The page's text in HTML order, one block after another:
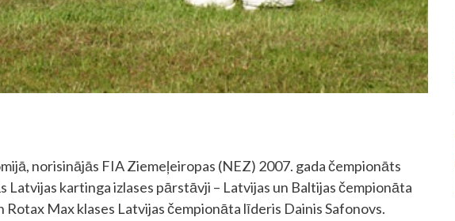
norisinājās FIA Ziemeļeiropas (NEZ) 2007. gada čempionāts
Latvijas kartinga izlases pārstāvji – Latvijas un Baltijas čempionāta
Max klases Latvijas čempionāta līderis Dainis Safonovs.